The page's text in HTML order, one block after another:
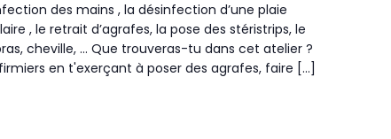
des mains , la désinfection d’une plaie
, le retrait d’agrafes, la pose des stéristrips, le
cheville, … Que trouveras-tu dans cet atelier ?
en t'exerçant à poser des agrafes, faire […]